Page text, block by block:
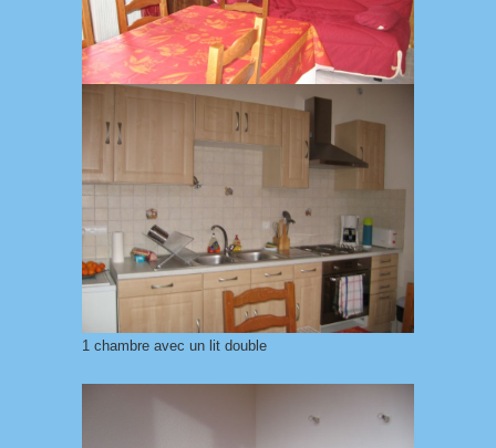
1 chambre avec un lit double